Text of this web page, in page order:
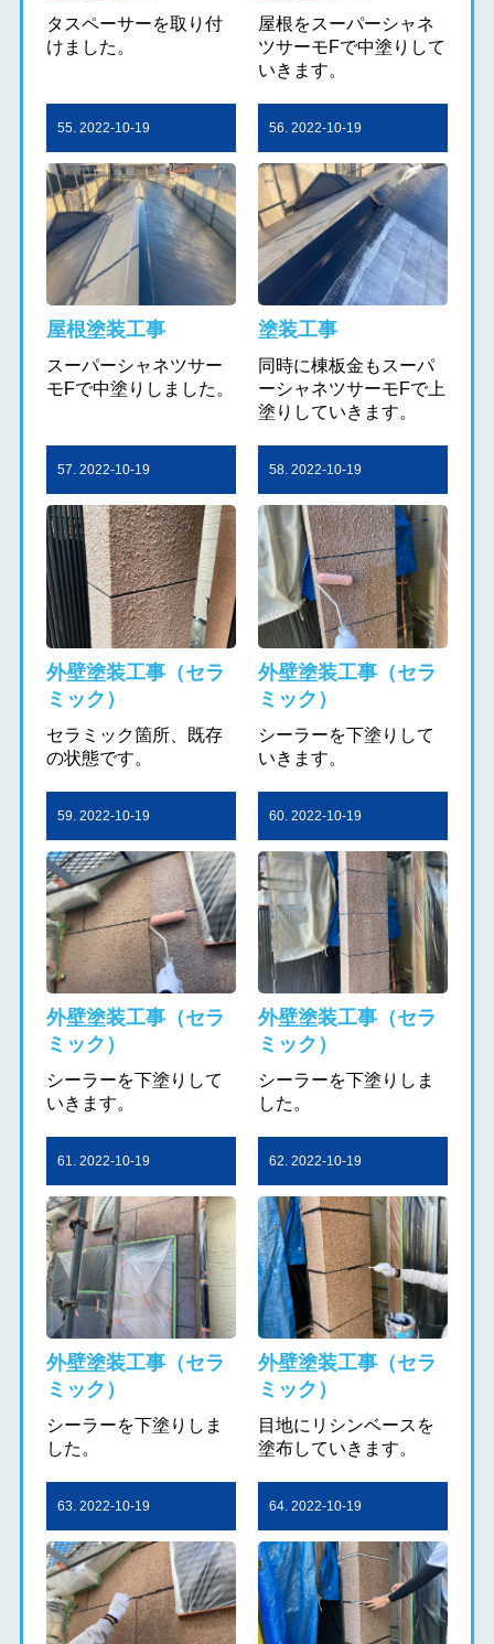
タスペーサーを取り付
けました。
屋根をスーパーシャネ
ツサーモFで中塗りして
いきます。
55. 2022-10-19
屋根塗装工事
スーパーシャネツサー
モFで中塗りしました。
56. 2022-10-19
塗装工事
同時に棟板金もスーパ
ーシャネツサーモFで上
塗りしていきます。
57. 2022-10-19
外壁塗装工事（セラ
ミック）
セラミック箇所、既存
の状態です。
58. 2022-10-19
外壁塗装工事（セラ
ミック）
シーラーを下塗りして
いきます。
59. 2022-10-19
外壁塗装工事（セラ
ミック）
シーラーを下塗りして
いきます。
60. 2022-10-19
外壁塗装工事（セラ
ミック）
シーラーを下塗りしま
した。
61. 2022-10-19
外壁塗装工事（セラ
ミック）
シーラーを下塗りしま
した。
62. 2022-10-19
外壁塗装工事（セラ
ミック）
目地にリシンベースを
塗布していきます。
63. 2022-10-19 64. 2022-10-19